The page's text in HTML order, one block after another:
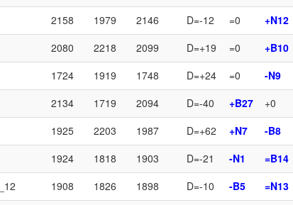
2158 1979 2146 D=-12 =0 +N12
2080 2218 2099 D=+19 =0 +B10
1724 1919 1748 D=+24 =0 -N9
2134 1719 2094 D=-40 +B27 +0
1925 2203 1987 D=+62 +N7 -B8
1924 1818 1903 D=-21 -N1 =B14
1908 1826 1898 D=-10 -B5 =N13